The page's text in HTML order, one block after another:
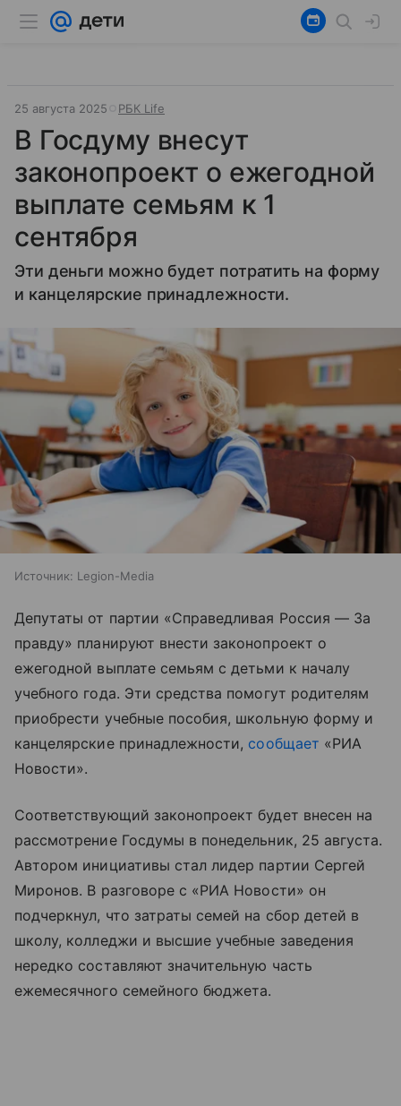
25 августа 2025 РБК Life
В Госдуму внесут
законопроект о ежегодной
выплате семьям к 1
сентября
Эти деньги можно будет потратить на форму
и канцелярские принадлежности.
Источник: Legion-Media
Депутаты от партии «Справедливая Россия — За
правду» планируют внести законопроект о
ежегодной выплате семьям с детьми к началу
учебного года. Эти средства помогут родителям
приобрести учебные пособия, школьную форму и
канцелярские принадлежности, сообщает «РИА
Новости».
Соответствующий законопроект будет внесен на
рассмотрение Госдумы в понедельник, 25 августа.
Автором инициативы стал лидер партии Сергей
Миронов. В разговоре с «РИА Новости» он
подчеркнул, что затраты семей на сбор детей в
школу, колледжи и высшие учебные заведения
нередко составляют значительную часть
ежемесячного семейного бюджета.